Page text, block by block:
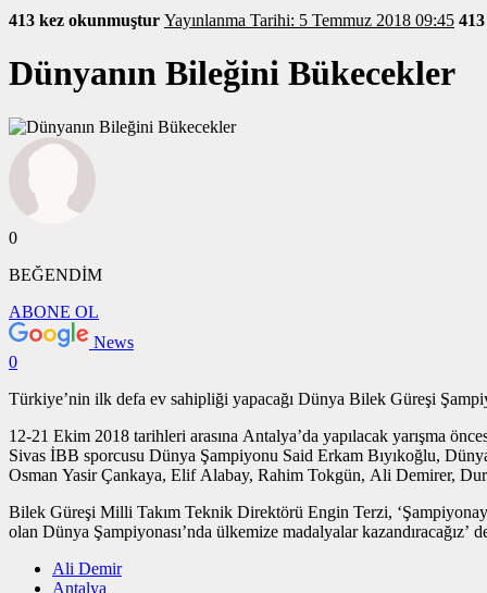
413 kez okunmuştur
Yayınlanma Tarihi: 5 Temmuz 2018 09:45 413
Dünyanın Bileğini Bükecekler
0
BEĞENDİM
ABONE OL
News
0
Türkiye’nin ilk defa ev sahipliği yapacağı Dünya Bilek Güreşi
12-21 Ekim 2018 tarihleri arasına Antalya’da yapılacak yarışma
Sivas İBB sporcusu Dünya Şampiyonu Said Erkam Bıyıkoğlu,
Osman Yasir Çankaya, Elif Alabay, Rahim Tokgün, Ali Demirer,
Bilek Güreşi Milli Takım Teknik Direktörü Engin Terzi,
olan Dünya Şampiyonası’nda ülkemize madalyalar kazandıracağız’
Ali Demir
Antalya